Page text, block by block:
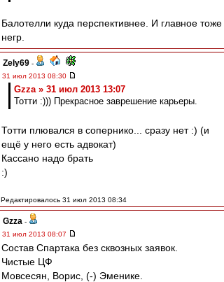
Балотелли куда перспективнее. И главное тоже
негр.
Zely69 -
31 июл 2013 08:30
Gzza » 31 июл 2013 13:07
Тотти :))) Прекрасное заврешение карьеры.
Тотти плювался в сопернико... сразу нет :) (и
ещё у него есть адвокат)
Кассано надо брать
:)
Редактировалось 31 июл 2013 08:34
Gzza -
31 июл 2013 08:07
Состав Спартака без сквозных заявок.
Чистые ЦФ
Мовсесян, Ворис, (-) Эменике.